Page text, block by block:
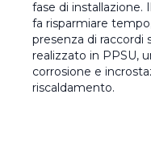
fase di installazione.
fa risparmiare
presenza di raccordi
realizzato in PPSU,
corrosione e
riscaldamento.